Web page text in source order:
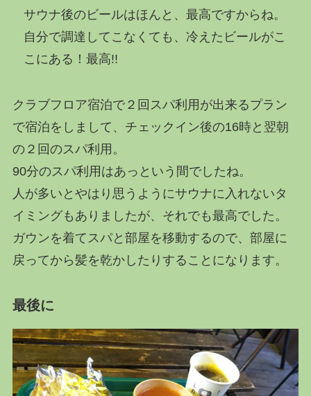
サウナ後のビールはほんと、最高ですからね。
自分で調達してこなくても、冷えたビールがこ
こにある！最高!!
クラブフロア宿泊で２回スパ利用が出来るプラン
で宿泊をしまして、チェックイン後の16時と翌朝
の２回のスパ利用。
90分のスパ利用はあっという間でしたね。
人が多いとやはり思うようにサウナに入れないタ
イミングもありましたが、それでも最高でした。
ガウンを着てスパと部屋を移動するので、部屋に
戻ってから髪を乾かしたりすることになります。
最後に